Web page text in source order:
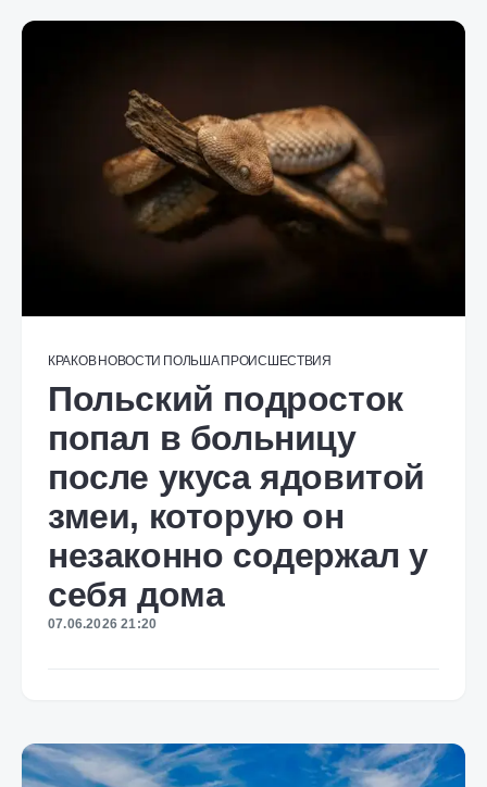
КРАКОВ НОВОСТИ ПОЛЬША ПРОИСШЕСТВИЯ
Польский подросток
попал в больницу
после укуса ядовитой
змеи, которую он
незаконно содержал у
себя дома
07.06.2026 21:20